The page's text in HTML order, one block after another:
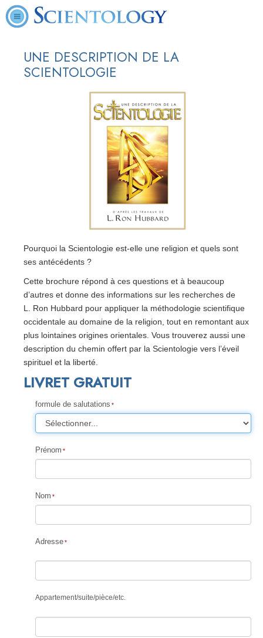
UNE DESCRIPTION DE LA
SCIENTOLOGIE
Pourquoi la Scientologie est-elle une religion et quels sont
ses antécédents ?
Cette brochure répond à ces questions et à beaucoup
d’autres et donne des informations sur les recherches de
L. Ron Hubbard pour appliquer la méthodologie scientifique
occidentale au domaine de la religion, tout en remontant aux
plus lointaines origines orientales. Vous trouverez aussi une
description du chemin offert par la Scientologie vers l’éveil
spirituel et la liberté.
LIVRET GRATUIT
formule de salutations
Prénom
Nom
Adresse
Appartement/suite/pièce/etc.